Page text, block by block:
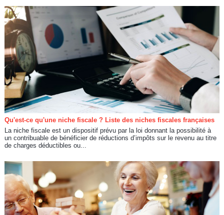
Qu'est-ce qu'une niche fiscale ? Liste des niches fiscales françaises
La niche fiscale est un dispositif prévu par la loi donnant la possibilité à
un contribuable de bénéficier de réductions d’impôts sur le revenu au titre
de charges déductibles ou...